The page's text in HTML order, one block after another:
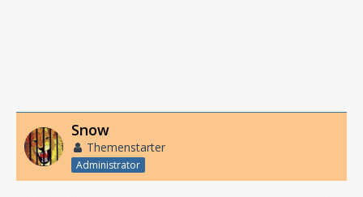
Snow
Themenstarter
Administrator